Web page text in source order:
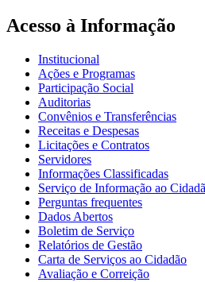
Acesso à Informação
Institucional
Ações e Programas
Participação Social
Auditorias
Convênios e Transferências
Receitas e Despesas
Licitações e Contratos
Servidores
Informações Classificadas
Serviço de Informação ao
Perguntas frequentes
Dados Abertos
Boletim de Serviço
Relatórios de Gestão
Carta de Serviços ao Cidadão
Avaliação e Correição